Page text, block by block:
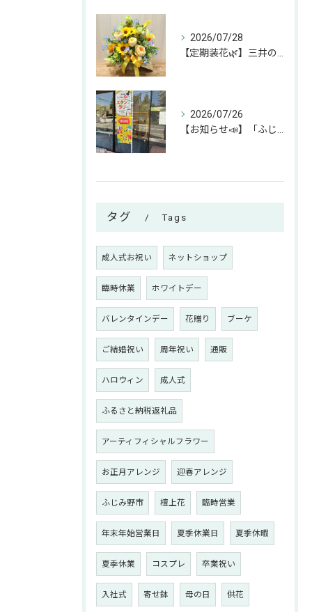
2026/07/28
2026/07/26
タグ Tags
成人式お祝い ネットショップ
臨時休業 ホワイトデー
バレンタインデー 花贈り ブーケ
ご結婚祝い 周年祝い 通販
ハロウィン 成人式
ふるさと納税返礼品
アーティフィシャルフラワー
お正月アレンジ 迎春アレンジ
ふじみ野市 檀上花 臨時営業
年末年始営業日 夏季休業日 夏季休暇
夏季休業 コスプレ 卒業祝い
入社式 寄せ鉢 母の日 供花